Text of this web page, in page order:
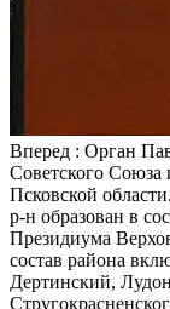
Вперед : Орган
Советского Союза
Псковской
р-н образован в
Президиума
состав района
Дертинский,